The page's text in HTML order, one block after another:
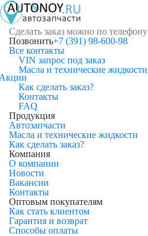
Сделать заказ можно по телефону
Позвонить+7 (391) 98-600-98
Все контакты
VIN запрос под заказ
Масла и технические жидкости
Как сделать заказ?
Контакты
FAQ
Продукция
Автозапчасти
Масла и технические жидкости
Как сделать заказ?
Компания
О компании
Новости
Вакансии
Контакты
Оптовым покупателям
Как стать клиентом
Гарантия и возврат
Способы оплаты